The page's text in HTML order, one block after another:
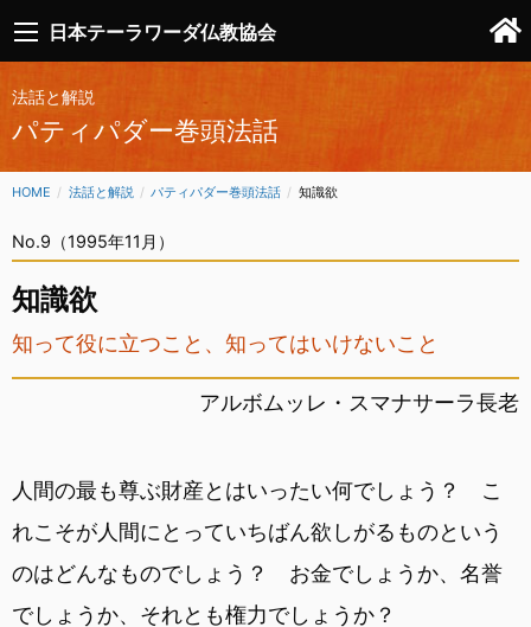
日本テーラワーダ仏教協会
法話と解説
パティパダー巻頭法話
HOME 法話と解説 パティパダー巻頭法話 CURRENT:
知識欲
No.9（1995年11月）
知識欲
知って役に立つこと、知ってはいけないこと
アルボムッレ・スマナサーラ長老
人間の最も尊ぶ財産とはいったい何でしょう？ こ
れこそが人間にとっていちばん欲しがるものという
のはどんなものでしょう？ お金でしょうか、名誉
でしょうか、それとも権力でしょうか？